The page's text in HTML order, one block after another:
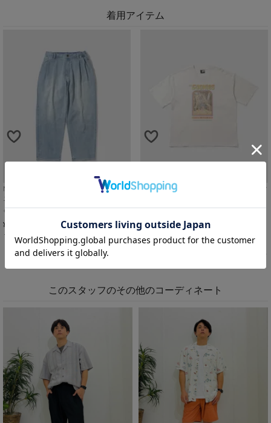
着用アイテム
NAVY 毎日はきたくなるデニム「マイデ
ニ」 ワイドテーパード メンズ
M
フェードブルー
¥
カートに入れる
『THE GOONIES』/ムービーTシャツ
L
オフホワイト
SALE
¥2,490 税込
このスタッフのその他のコーディネート